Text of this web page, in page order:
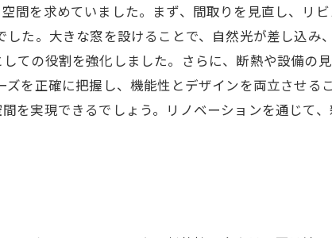
間を求めていました。まず、間取りを見直し、リ
た。大きな窓を設けることで、自然光が差し込み
ての役割を強化しました。さらに、断熱や設備の
を正確に把握し、機能性とデザインを両立させる
を実現できるでしょう。リノベーションを通じて